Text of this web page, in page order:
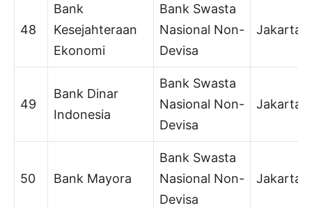
48
Bank
Kesejahteraan
Ekonomi
Bank Swasta
Nasional Non-
Devisa
Jakarta
49
Bank Dinar
Indonesia
Bank Swasta
Nasional Non-
Devisa
Jakarta
50 Bank Mayora
Bank Swasta
Nasional Non-
Devisa
Jakarta